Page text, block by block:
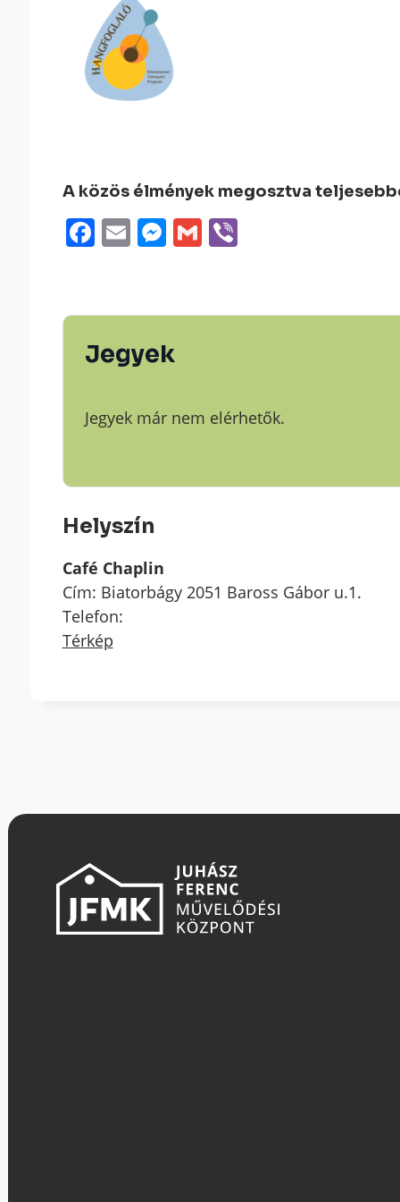
A közös élmények megosztva
Facebook
EmailMessenger
GmailViber
Jegyek
Jegyek már nem elérhetők.
Helyszín
Café Chaplin
Cím: Biatorbágy 2051 Baross Gábor u.1.
Telefon:
Térkép